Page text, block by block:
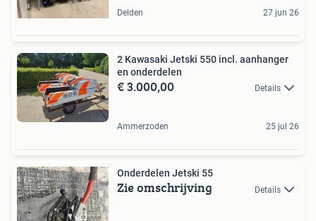
Delden 27 jun 26
2 Kawasaki Jetski 550 incl. aanhanger
en onderdelen
€ 3.000,00 Details
Ammerzoden 25 jul 26
Onderdelen Jetski 55
Zie omschrijving Details